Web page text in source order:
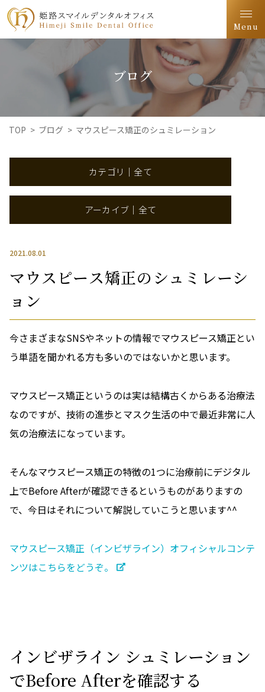
Menu
ブログ
TOP > ブログ > マウスピース矯正のシュミレーション
カテゴリ｜全て
アーカイブ｜全て
2021.08.01
マウスピース矯正のシュミレーシ
ョン
今さまざまなSNSやネットの情報でマウスピース矯正とい
う単語を聞かれる方も多いのではないかと思います。
マウスピース矯正というのは実は結構古くからある治療法
なのですが、技術の進歩とマスク生活の中で最近非常に人
気の治療法になっています。
そんなマウスピース矯正の特徴の1つに治療前にデジタル
上でBefore Afterが確認できるというものがありますの
で、今日はそれについて解説していこうと思います^^
マウスピース矯正（インビザライン）オフィシャルコンテ
ンツはこちらをどうぞ。
インビザライン シュミレーション
でBefore Afterを確認する